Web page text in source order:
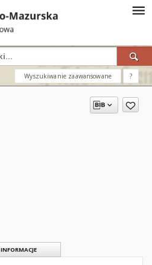
Wyszukiwanie zaawansowane ?
INFORMACJE